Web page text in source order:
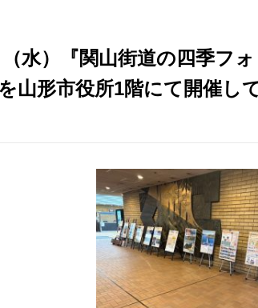
水）『関山街道の四季フ
山形市役所1階にて開催し